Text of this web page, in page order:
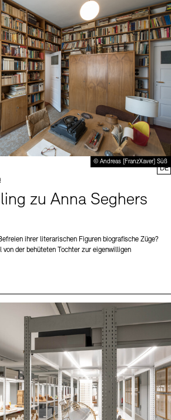
© Andreas [FranzXaver] Süß
zu Anna Seghers
ihrer literarischen Figuren biografische Züge?
von der behüteten Tochter zur eigenwilligen
DE